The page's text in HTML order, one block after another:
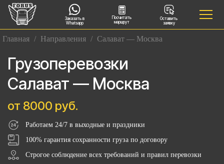
Заказать в
Whatsapp
Посчитать
маршрут
Оставить
заявку
Главная / Направления / Салават — Москва
Грузоперевозки
Салават — Москва
от 8000 руб.
Работаем 24/7 в выходные и праздники
100% гарантия сохранности груза по договору
Строгое соблюдение всех требований и правил перевозки